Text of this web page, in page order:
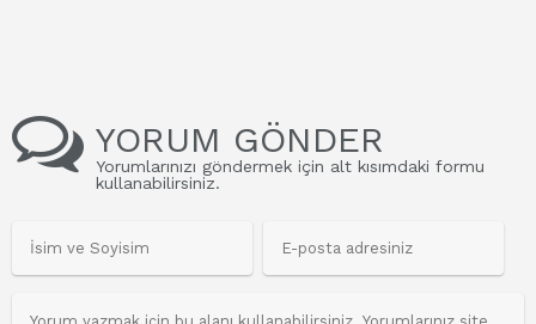
YORUM GÖNDER
Yorumlarınızı göndermek için alt kısımdaki formu
kullanabilirsiniz.